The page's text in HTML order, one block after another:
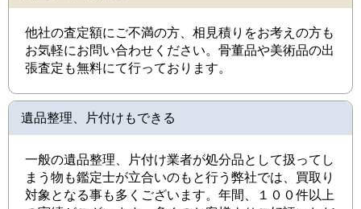
他社の査定額にご不満の方、相見積りをお考えの方も
お気軽にお問い合わせください。骨董品や美術品の出
張査定も無料にて行っております。
遺品整理、片付けもできる
一般の遺品整理、片付け業者が処分品として扱ってし
まう物も鑑定士が立合いのもと行う弊社では、買取り
対象となる事も多くございます。年間、１００件以上